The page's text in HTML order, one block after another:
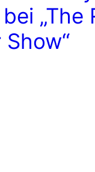
„The